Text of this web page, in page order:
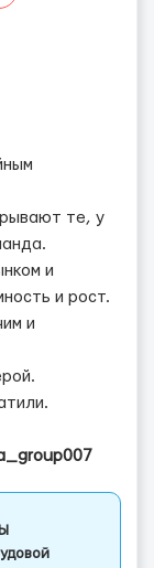
те, у
и
и рост.
и